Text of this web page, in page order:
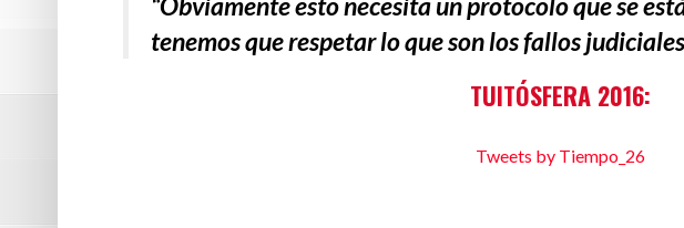
tenemos que respetar lo que son los fallos
TUITÓSFERA 2016:
Tweets by Tiempo_26